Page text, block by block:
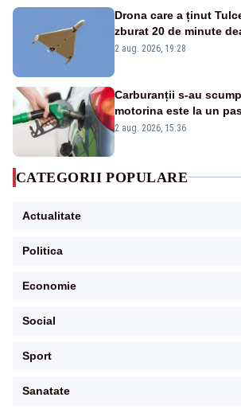
Drona care a ținut
zburat 20 de minute
României. Au fost
2 aug. 2026, 19:28
Carburanții s-au
motorina este la un
2 aug. 2026, 15:36
CATEGORII POPULARE
Actualitate
Politica
Economie
Social
Sport
Sanatate